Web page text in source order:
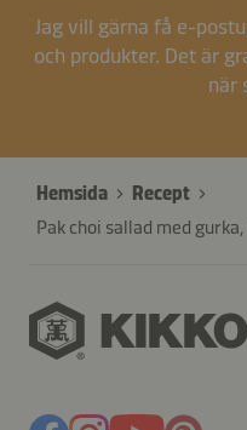
Jag vill gärna få e-
och produkter. Det är
när
Hemsida
Recept
Pak choi sallad med